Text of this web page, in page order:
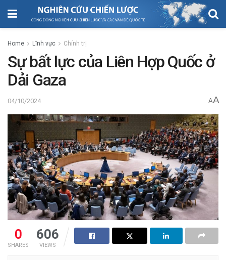
Home Lĩnh vực Chính trị
Sự bất lực của Liên Hợp Quốc ở
Dải Gaza
04/10/2024 AA
0
SHARES
606
VIEWS